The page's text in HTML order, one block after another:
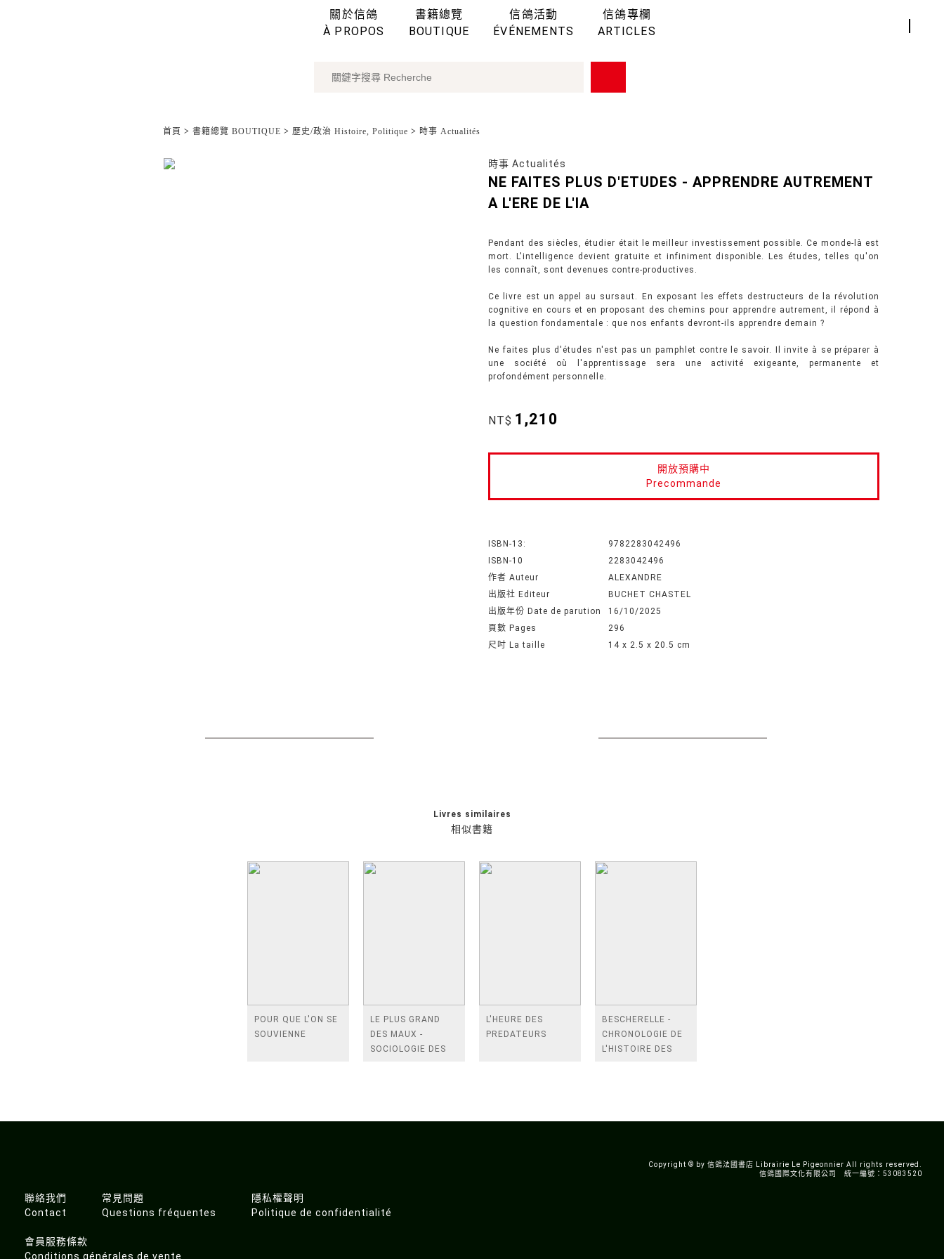
關於信鴿
À PROPOS
書籍總覽
BOUTIQUE
信鴿活動
ÉVÉNEMENTS
信鴿專欄
ARTICLES
首頁 > 書籍總覽 BOUTIQUE > 歷史/政治 Histoire, Politique > 時事 Actualités
時事 Actualités
NE FAITES PLUS D'ETUDES - APPRENDRE AUTREMENT
A L'ERE DE L'IA
Pendant des siècles, étudier était le meilleur investissement possible. Ce monde-là est
mort. L'intelligence devient gratuite et infiniment disponible. Les études, telles qu'on
les connaît, sont devenues contre-productives.
Ce livre est un appel au sursaut. En exposant les effets destructeurs de la révolution
cognitive en cours et en proposant des chemins pour apprendre autrement, il répond à
la question fondamentale : que nos enfants devront-ils apprendre demain ?
Ne faites plus d'études n'est pas un pamphlet contre le savoir. Il invite à se préparer à
une société où l'apprentissage sera une activité exigeante, permanente et
profondément personnelle.
NT$ 1,210
開放預購中
Precommande
ISBN-13:
9782283042496
ISBN-10
2283042496
作者 Auteur
ALEXANDRE
出版社 Editeur
BUCHET CHASTEL
出版年份 Date de parution
16/10/2025
頁數 Pages
296
尺吋 La taille
14 x 2.5 x 20.5 cm
相似書籍
Livres similaires
POUR QUE L'ON SE
SOUVIENNE
LE PLUS GRAND
DES MAUX -
SOCIOLOGIE DES
L'HEURE DES
PREDATEURS
BESCHERELLE -
CHRONOLOGIE DE
L'HISTOIRE DES
Copyright © by 信鴿法國書店 Librairie Le Pigeonnier All rights reserved.
信鴿國際文化有限公司 統一編號：53083520
聯絡我們
Contact
常見問題
Questions fréquentes
隱私權聲明
Politique de confidentialité
會員服務條款
Conditions générales de vente